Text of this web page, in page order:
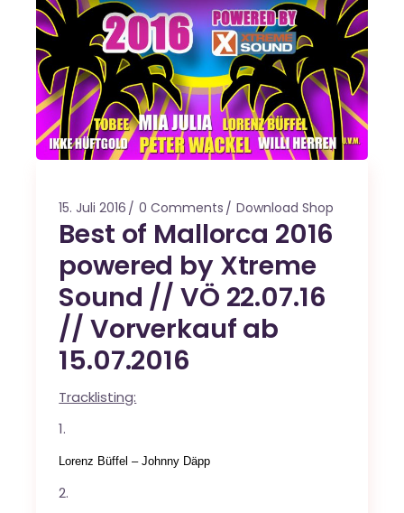
15. Juli 2016 0 Comments Download Shop
Best of Mallorca 2016
powered by Xtreme
Sound // VÖ 22.07.16
// Vorverkauf ab
15.07.2016
Tracklisting:
Lorenz Büffel – Johnny Däpp